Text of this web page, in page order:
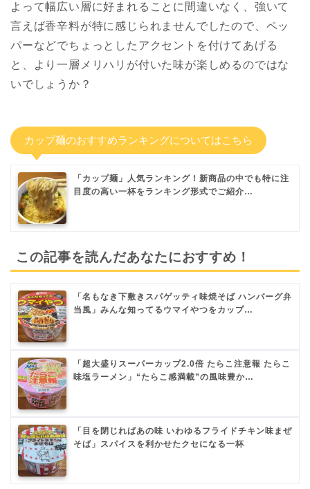
よって幅広い層に好まれることに間違いなく、強いて
言えば香辛料が特に感じられませんでしたので、ペッ
パーなどでちょっとしたアクセントを付けてあげる
と、より一層メリハリが付いた味が楽しめるのではな
いでしょうか？
カップ麺のおすすめランキングについてはこちら
「カップ麺」人気ランキング！新商品の中でも特に注
目度の高い一杯をランキング形式でご紹介…
この記事を読んだあなたにおすすめ！
「名もなき下敷きスパゲッティ味焼そば ハンバーグ弁
当風」みんな知ってるウマイやつをカップ…
「超大盛りスーパーカップ2.0倍 たらこ注意報 たらこ
味塩ラーメン」“たらこ感満載”の風味豊か…
「目を閉じればあの味 いわゆるフライドチキン味まぜ
そば」スパイスを利かせたクセになる一杯